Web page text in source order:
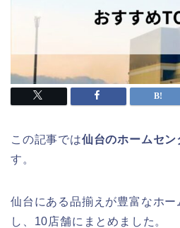
この記事では仙台のホームセン
す。
仙台にある品揃えが豊富なホ
し、10店舗にまとめました。